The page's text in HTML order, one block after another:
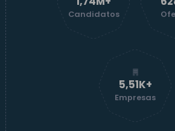
Candidatos
5,51K+
Empresas